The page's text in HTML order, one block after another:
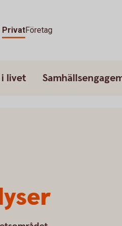
PrivatFöretag
i livet